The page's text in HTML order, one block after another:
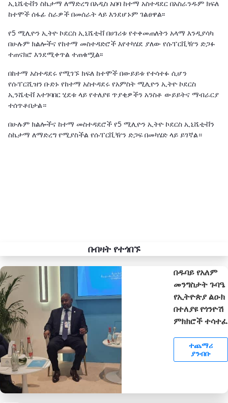
ኢኒሼቲቭን ስኬታማ ለማድረግ በአዲስ አበባ ከተማ አስተዳደር በአስራንዱም ክፍለ
ከተሞች ሰፋፊ ስራዎች በመሰራት ላይ እንደሆኑም ገልፀዋል፡፡
የ5 ሚሊዮን ኢትዮ ኮደርስ ኢኒሼቲቭ በሀገሪቱ የተቀመጠለትን አላማ እንዲያሳካ
በሁሉም ክልሎችና የከተማ መስተዳድሮች እየተካሄደ ያለው የሱፐርቪዥን ድጋፉ
ተጠናክሮ እንደሚቀጥል ተጠቁሟል፡፡
በከተማ አስተዳደሩ የሚገኙ ክፍለ ከተሞች በውይይቱ የተሳተፉ ሲሆን
የሱፐርሺዝን ቡድኑ የከተማ አስተዳደሩ የአምስት ሚሊዮን ኢትዮ ኮደርስ
ኢንሼቲቭ አተገባበር ሂደቱ ላይ የተለያዩ ጥያቂዎችን አንስቶ ውይይትና ማብራርያ
ተሰጥቶበታል።
በሁሉም ክልሎችና ከተማ መስተዳደሮች የ5 ሚሊዮን ኢትዮ ኮደርስ ኢኒሼቲቭን
ስኬታማ ለማድረግ የሚያስችል የሱፐርቪዥን ድጋፍ በመካሄድ ላይ ይገኛል።
በብዛት የተጎበኙ
በዱባይ የአለም
መንግስታት ጉባዔ
የኢትዮጵያ ልዑክ
በተለያዩ የጎንዮሽ
ምክክሮች ተሳተፈ
ተጨማሪ
ያንብቡ